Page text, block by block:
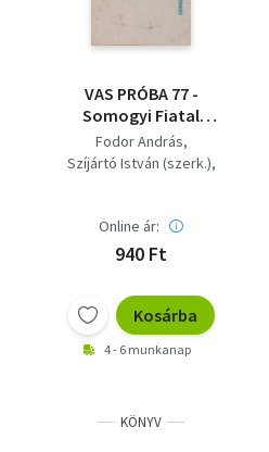
VAS PRÓBA 77 -
Somogyi Fiatal
Alkotók Antológiája -
Dedikált
Fodor András
Szíjártó István (szerk.)
Online ár:
940 Ft
Kosárba
4 - 6 munkanap
KÖNYV